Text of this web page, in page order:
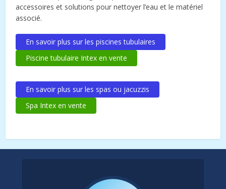
accessoires et solutions pour nettoyer l’eau et le matériel
associé.
En savoir plus sur les piscines tubulaires
Piscine tubulaire Intex en vente
En savoir plus sur les spas ou jacuzzis
Spa Intex en vente